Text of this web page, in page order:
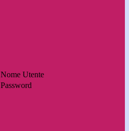
Nome Utente
Password